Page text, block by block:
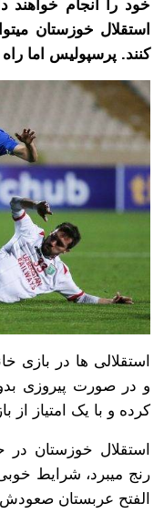
خود را انجام خواهند
استقلال خوزستان
کنند. پرسپولیس اما
استقلالی ها در بازی
و در صورت پیروزی
کرده و با یک امتیاز
استقلال خوزستان
رنج میبرد، شرایط
الفتح عربستان